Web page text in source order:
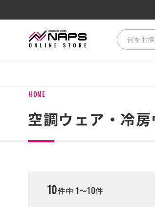
HOME
空調ウェア・冷
10件中 1～10件